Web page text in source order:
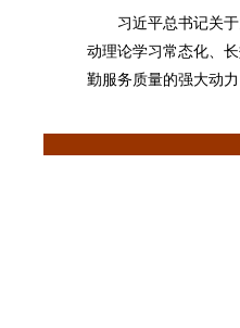
习近平总书记关
动理论学习常态化、
勤服务质量的强大动